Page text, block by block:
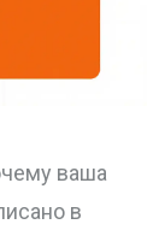
ваша
в